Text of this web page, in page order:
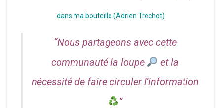
dans ma bouteille (Adrien Trechot)
“Nous partageons avec cette
communauté la loupe
et la
nécessité de faire circuler l’information
”